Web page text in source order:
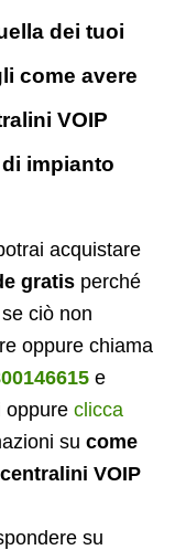
dei tuoi
come avere
VOIP
impianto
acquistare
gratis perché
ciò non
oppure chiama
e
oppure clicca
su come
VOIP
su